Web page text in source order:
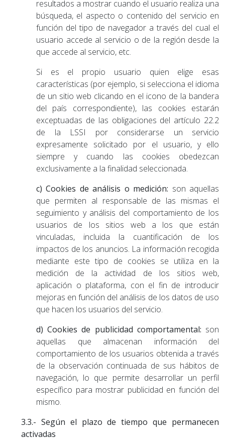
resultados a mostrar cuando el usuario realiza una
búsqueda, el aspecto o contenido del servicio en
función del tipo de navegador a través del cual el
usuario accede al servicio o de la región desde la
que accede al servicio, etc.
Si es el propio usuario quien elige esas
características (por ejemplo, si selecciona el idioma
de un sitio web clicando en el icono de la bandera
del país correspondiente), las cookies estarán
exceptuadas de las obligaciones del artículo 22.2
de la LSSI por considerarse un servicio
expresamente solicitado por el usuario, y ello
siempre y cuando las cookies obedezcan
exclusivamente a la finalidad seleccionada.
c) Cookies de análisis o medición: son aquellas
que permiten al responsable de las mismas el
seguimiento y análisis del comportamiento de los
usuarios de los sitios web a los que están
vinculadas, incluida la cuantificación de los
impactos de los anuncios. La información recogida
mediante este tipo de cookies se utiliza en la
medición de la actividad de los sitios web,
aplicación o plataforma, con el fin de introducir
mejoras en función del análisis de los datos de uso
que hacen los usuarios del servicio.
d) Cookies de publicidad comportamental: son
aquellas que almacenan información del
comportamiento de los usuarios obtenida a través
de la observación continuada de sus hábitos de
navegación, lo que permite desarrollar un perfil
específico para mostrar publicidad en función del
mismo.
3.3.- Según el plazo de tiempo que permanecen
activadas